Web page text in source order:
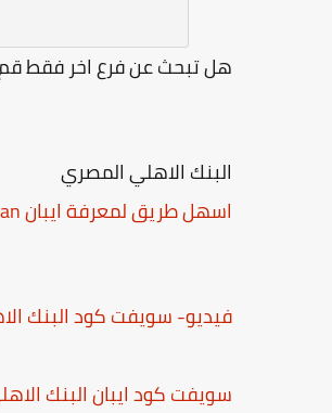
هل تبحث عن فرع اخر فقط قم
البنك الاهلي المصري
اسهل طريق لمعرفة ايبان iban البنك الاهلي المصري
فيديو- سويفت كود البنك
سويفت كود ايبان البنك